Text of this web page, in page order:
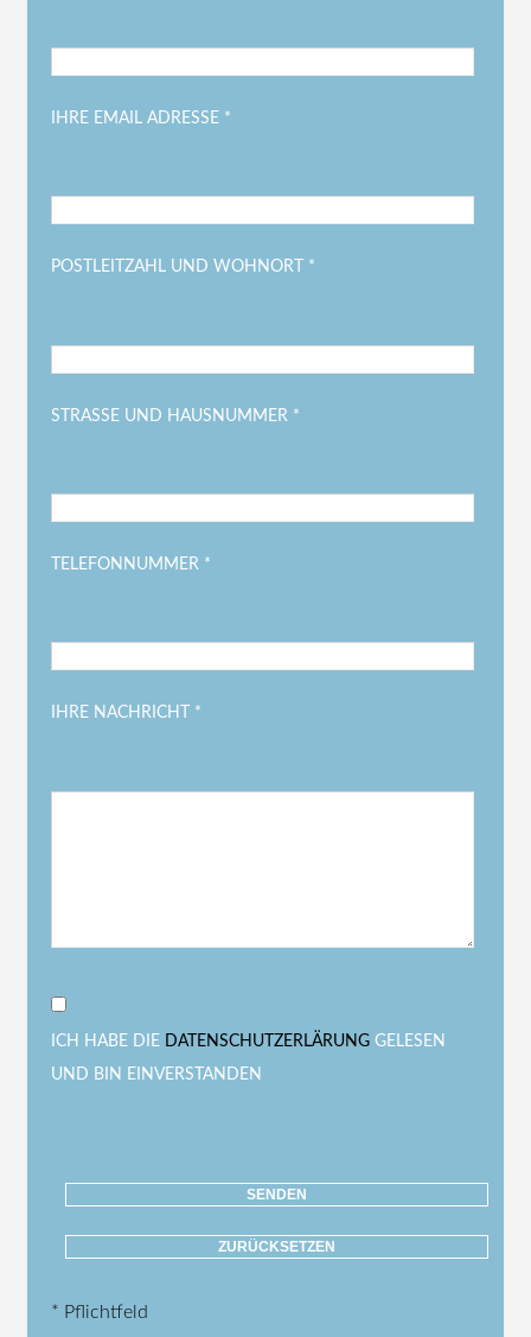
IHRE EMAIL ADRESSE *
POSTLEITZAHL UND WOHNORT *
STRASSE UND HAUSNUMMER *
TELEFONNUMMER *
IHRE NACHRICHT *
ICH HABE DIE DATENSCHUTZERLÄRUNG GELESEN
UND BIN EINVERSTANDEN
* Pflichtfeld